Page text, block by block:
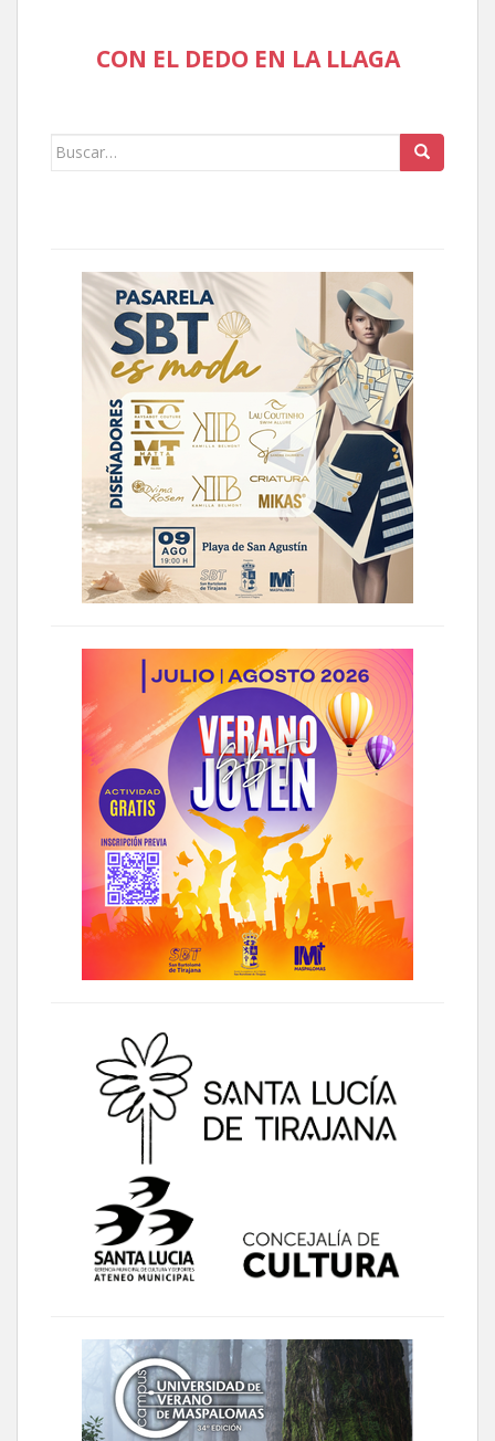
CON EL DEDO EN LA LLAGA
Buscar: